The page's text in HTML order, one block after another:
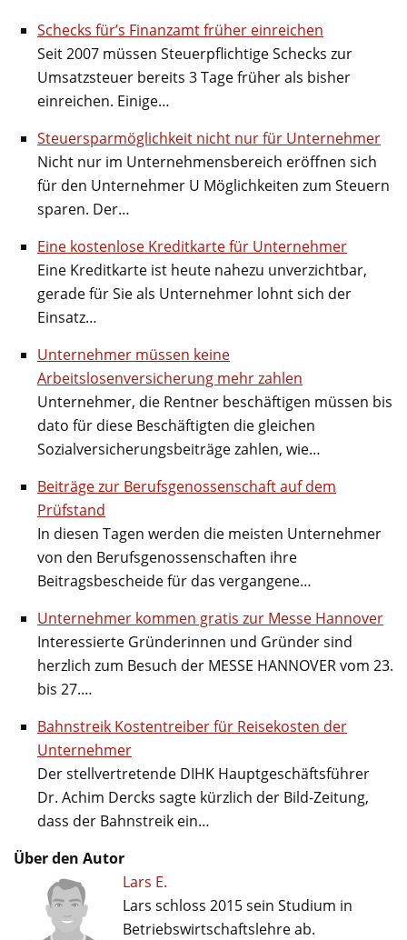
Schecks für’s Finanzamt früher einreichen
Seit 2007 müssen Steuerpflichtige Schecks zur
Umsatzsteuer bereits 3 Tage früher als bisher
einreichen. Einige…
Steuersparmöglichkeit nicht nur für Unternehmer
Nicht nur im Unternehmensbereich eröffnen sich
für den Unternehmer U Möglichkeiten zum Steuern
sparen. Der…
Eine kostenlose Kreditkarte für Unternehmer
Eine Kreditkarte ist heute nahezu unverzichtbar,
gerade für Sie als Unternehmer lohnt sich der
Einsatz…
Unternehmer müssen keine
Arbeitslosenversicherung mehr zahlen
Unternehmer, die Rentner beschäftigen müssen bis
dato für diese Beschäftigten die gleichen
Sozialversicherungsbeiträge zahlen, wie…
Beiträge zur Berufsgenossenschaft auf dem
Prüfstand
In diesen Tagen werden die meisten Unternehmer
von den Berufsgenossenschaften ihre
Beitragsbescheide für das vergangene…
Unternehmer kommen gratis zur Messe Hannover
Interessierte Gründerinnen und Gründer sind
herzlich zum Besuch der MESSE HANNOVER vom 23.
bis 27.…
Bahnstreik Kostentreiber für Reisekosten der
Unternehmer
Der stellvertretende DIHK Hauptgeschäftsführer
Dr. Achim Dercks sagte kürzlich der Bild-Zeitung,
dass der Bahnstreik ein…
Über den Autor
Lars E.
Lars schloss 2015 sein Studium in
Betriebswirtschaftslehre ab.